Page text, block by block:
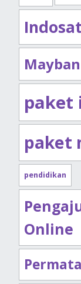
Indosat
paket
paket
pendidikan
Online